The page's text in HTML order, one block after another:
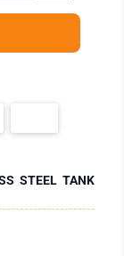
STEEL TANK